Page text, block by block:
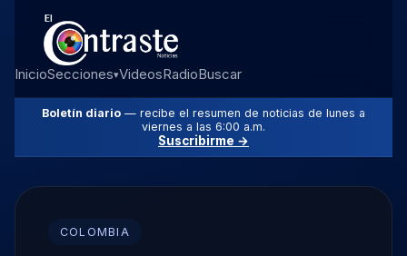
InicioSecciones▾VideosRadioBuscar
Boletín diario — recibe el resumen de noticias de lunes a
viernes a las 6:00 a.m.
Suscribirme →
COLOMBIA